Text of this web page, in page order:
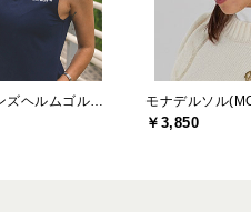
￥3,850